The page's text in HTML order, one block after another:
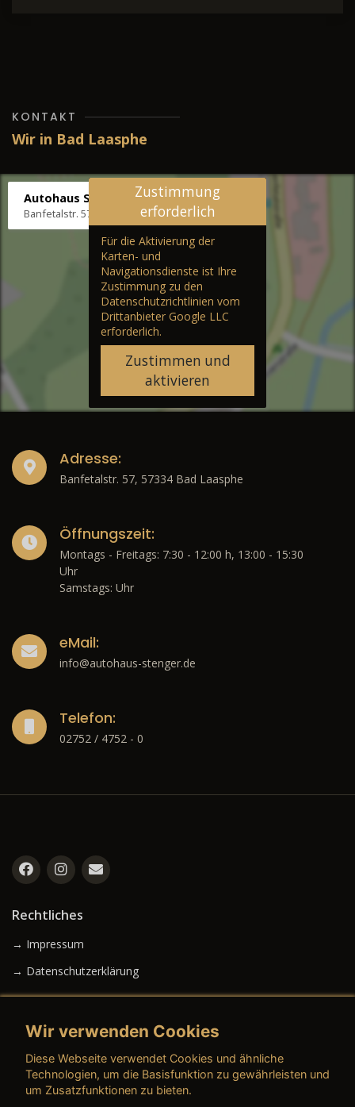
KONTAKT
Wir in Bad Laasphe
Autohaus Stenger
Banfetalstr. 57, 57334 Bad Laasphe
Zustimmung
erforderlich
Für die Aktivierung der
Karten- und
Navigationsdienste ist Ihre
Zustimmung zu den
Datenschutzrichtlinien vom
Drittanbieter Google LLC
erforderlich.
Zustimmen und
aktivieren
Adresse:
Banfetalstr. 57, 57334 Bad Laasphe
Öffnungszeit:
Montags - Freitags: 7:30 - 12:00 h, 13:00 - 15:30
Uhr
Samstags: Uhr
eMail:
info@autohaus-stenger.de
Telefon:
02752 / 4752 - 0
Rechtliches
→ Impressum
→ Datenschutzerklärung
→ AGB (Gebrauchtwagen)
Wir verwenden Cookies
Diese Webseite verwendet Cookies und ähnliche
Technologien, um die Basisfunktion zu gewährleisten und
um Zusatzfunktionen zu bieten.